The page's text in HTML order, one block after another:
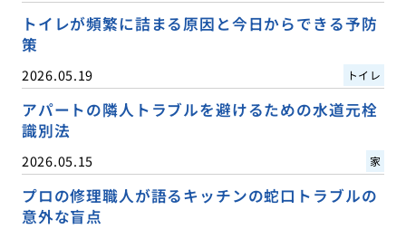
トイレが頻繁に詰まる原因と今日からできる予防
策
2026.05.19 トイレ
アパートの隣人トラブルを避けるための水道元栓
識別法
2026.05.15 家
プロの修理職人が語るキッチンの蛇口トラブルの
意外な盲点